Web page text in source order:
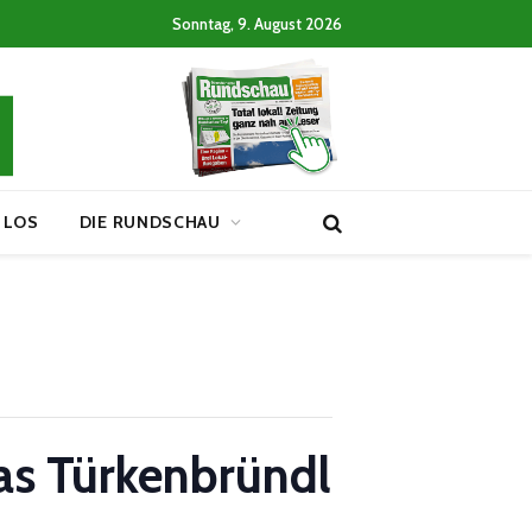
Sonntag, 9. August 2026
DIE RUNDSCHAU
Türkenbründl